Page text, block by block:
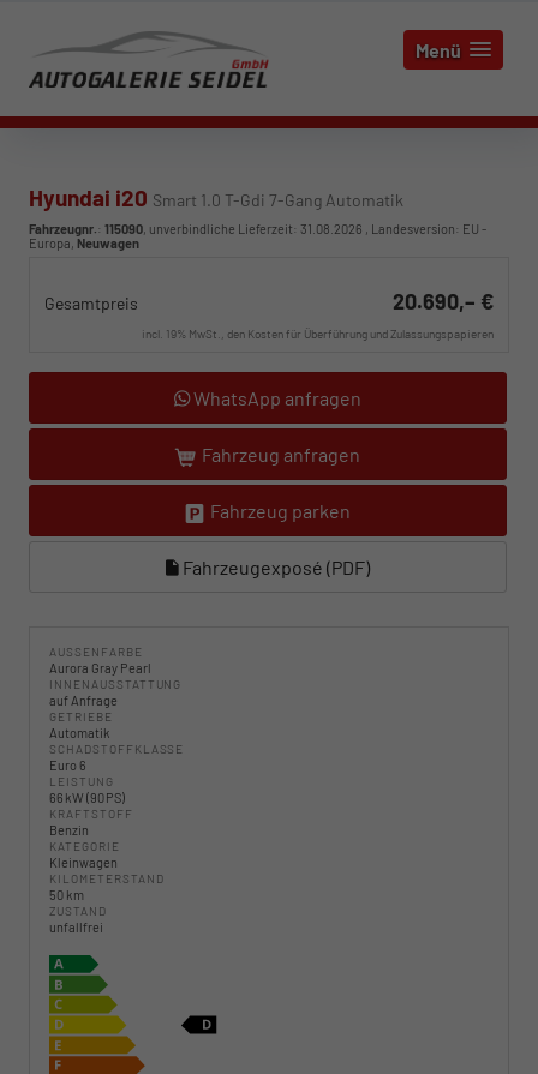
Menü
Hyundai i20 Smart 1.0 T-Gdi 7-Gang Automatik
Fahrzeugnr.: 115090, unverbindliche Lieferzeit: 31.08.2026 , Landesversion: EU -
Europa, Neuwagen
Gesamtpreis 20.690,– €
incl. 19% MwSt., den Kosten für Überführung und Zulassungspapieren
WhatsApp anfragen
Fahrzeug anfragen
Fahrzeug parken
Fahrzeugexposé (PDF)
AUSSENFARBE
Aurora Gray Pearl
INNENAUSSTATTUNG
auf Anfrage
GETRIEBE
Automatik
SCHADSTOFFKLASSE
Euro 6
LEISTUNG
66 kW (90 PS)
KRAFTSTOFF
Benzin
KATEGORIE
Kleinwagen
KILOMETERSTAND
50 km
ZUSTAND
unfallfrei